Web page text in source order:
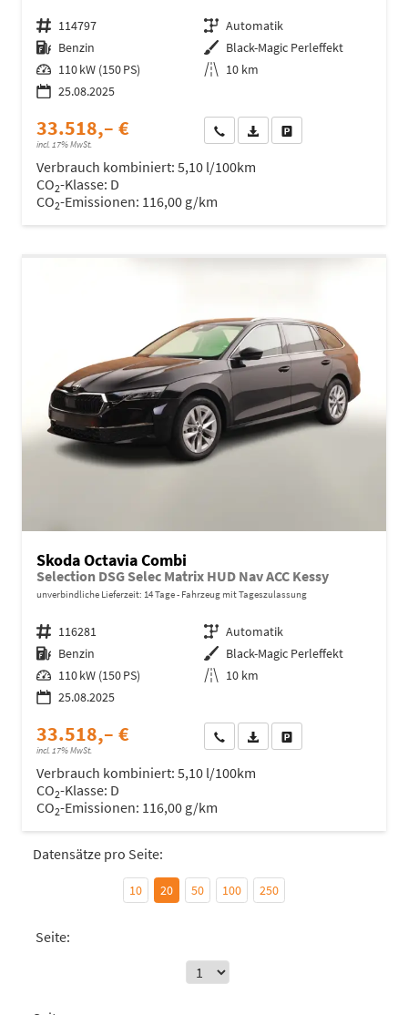
Fahrzeugnr. 114797 Getriebe Automatik
Kraftstoff Benzin Außenfarbe Black-Magic Perleffekt
Leistung 110 kW (150 PS) Kilometerstand 10 km
25.08.2025
33.518,– €
incl. 17% MwSt.
Wir rufen Sie anFahrzeugexposé (PDF)
Verbrauch kombiniert: 5,10 l/100km
CO2-Klasse: D
CO2-Emissionen: 116,00 g/km
Skoda Octavia Combi
Selection DSG Selec Matrix HUD Nav ACC Kessy
unverbindliche Lieferzeit: 14 Tage Fahrzeug mit Tageszulassung
Fahrzeugnr. 116281 Getriebe Automatik
Kraftstoff Benzin Außenfarbe Black-Magic Perleffekt
Leistung 110 kW (150 PS) Kilometerstand 10 km
25.08.2025
33.518,– €
incl. 17% MwSt.
Wir rufen Sie anFahrzeugexposé (PDF)
Verbrauch kombiniert: 5,10 l/100km
CO2-Klasse: D
CO2-Emissionen: 116,00 g/km
Datensätze pro Seite:
10 20 50 100 250
Seite: